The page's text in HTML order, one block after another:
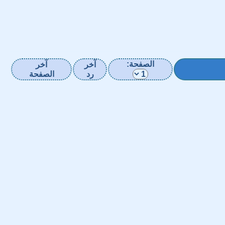
الصفحة:
آخر
رد
آخر
الصفحة